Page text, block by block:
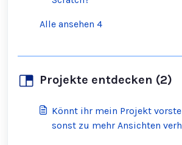
Alle ansehen 4
Projekte entdecken (2)
Könnt ihr mein Projekt
sonst zu mehr Ansichten